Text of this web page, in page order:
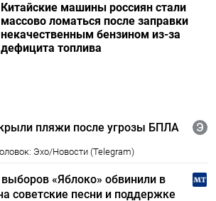
Китайские машины россиян стали
массово ломаться после заправки
некачественным бензином из-за
дефицита топлива